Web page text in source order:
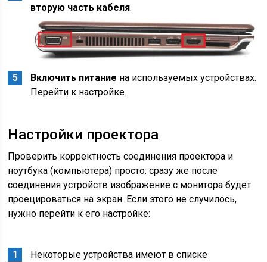
вторую часть кабеля.
Включить питание на используемых устройствах.
Перейти к настройке.
Настройки проектора
Проверить корректность соединения проектора и
ноутбука (компьютера) просто: сразу же после
соединения устройств изображение с монитора будет
проецироваться на экран. Если этого не случилось,
нужно перейти к его настройке:
Некоторые устройства имеют в списке